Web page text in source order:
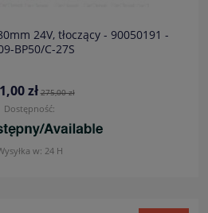
24V, tłoczący - 90050191 -
BP50/C-27S
zł 275,00 zł
Dostępność:
w: 24 H